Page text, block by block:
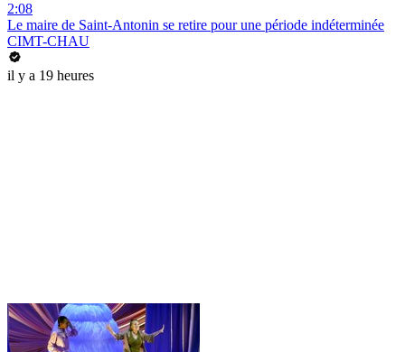
2:08
Le maire de Saint-Antonin se retire pour une période indéterminée
CIMT-CHAU
il y a 19 heures